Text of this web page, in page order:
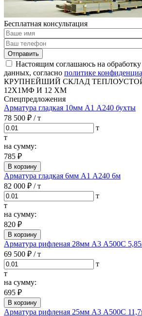
Бесплатная консультация
Отправить
Настоящим соглашаюсь на
данных, согласно политике
КРУПНЕЙШИЙ СКЛАД
12Х1МФ И 12 ХМ
Спецпредложения
Арматура гладкая 10мм А1 А240 бухты
78 500 ₽ / т
т
т
на сумму:
785 ₽
В корзину
Арматура гладкая 6мм А1 А240 6м
82 000 ₽ / т
т
т
на сумму:
820 ₽
В корзину
Арматура рифленая 28мм А3 А500С
69 500 ₽ / т
т
т
на сумму:
695 ₽
В корзину
Арматура рифленая 25мм А3 А500С